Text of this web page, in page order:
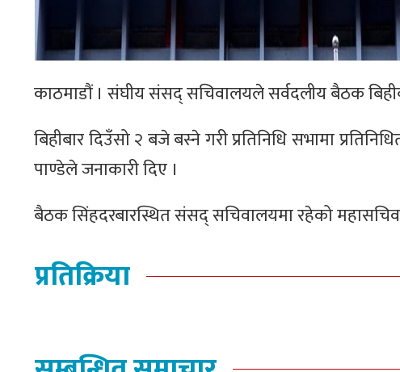
काठमाडौं । संघीय संसद् सचिवालयले सर्वदलीय बैठक
बिहीबार दिउँसो २ बजे बस्ने गरी प्रतिनिधि सभामा
पाण्डेले जनाकारी दिए ।
बैठक सिंहदरबारस्थित संसद् सचिवालयमा रहेको
प्रतिक्रिया